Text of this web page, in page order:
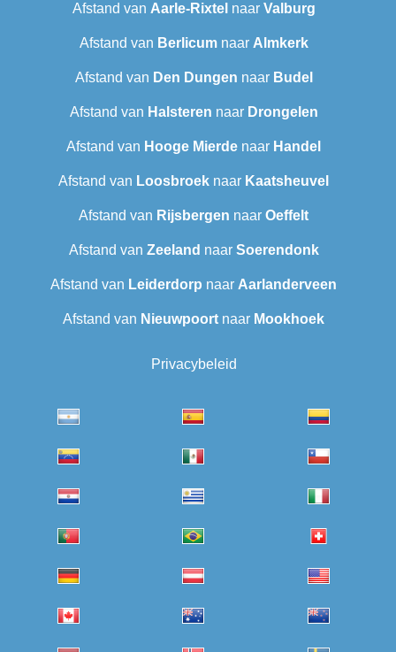
Afstand van Aarle-Rixtel naar Valburg
Afstand van Berlicumnaar Almkerk
Afstand van Den Dungen naar Budel
Afstand van Halsteren naar Drongelen
Afstand van Hooge Mierde naar Handel
Afstand van Loosbroek naar Kaatsheuvel
Afstand van Rijsbergen naar Oeffelt
Afstand van Zeeland naar Soerendonk
Afstand van Leiderdorp naar Aarlanderveen
Afstand van Nieuwpoort naar Mookhoek
Privacybeleid